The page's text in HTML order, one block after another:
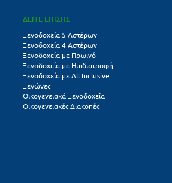
ΔΕΙΤΕ ΕΠΙΣΗΣ
Ξενοδοχεία 5 Αστέρων
Ξενοδοχεία 4 Αστέρων
Ξενοδοχεία με Πρωινό
Ξενοδοχεία με Ημιδιατροφή
Ξενοδοχεία με All Inclusive
Ξενώνες
Οικογενειακά Ξενοδοχεία
Οικογενειακές Διακοπές